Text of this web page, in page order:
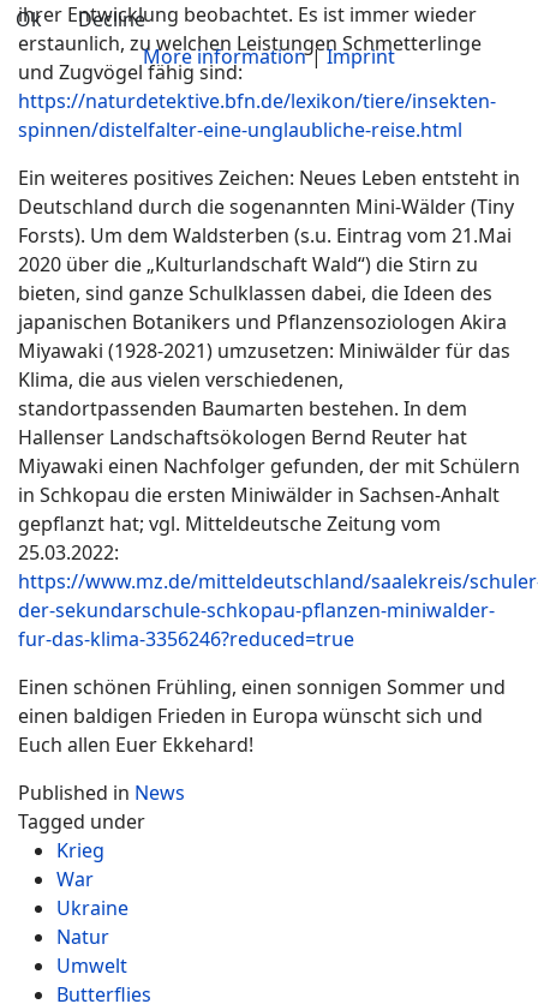
ihrer Entwicklung beobachtet. Es ist immer wieder
erstaunlich, zu welchen Leistungen Schmetterlinge
und Zugvögel fähig sind:
https://naturdetektive.bfn.de/lexikon/tiere/insekten-
spinnen/distelfalter-eine-unglaubliche-reise.html
Ein weiteres positives Zeichen: Neues Leben entsteht in
Deutschland durch die sogenannten Mini-Wälder (Tiny
Forsts). Um dem Waldsterben (s.u. Eintrag vom 21.Mai
2020 über die „Kulturlandschaft Wald“) die Stirn zu
bieten, sind ganze Schulklassen dabei, die Ideen des
japanischen Botanikers und Pflanzensoziologen Akira
Miyawaki (1928-2021) umzusetzen: Miniwälder für das
Klima, die aus vielen verschiedenen,
standortpassenden Baumarten bestehen. In dem
Hallenser Landschaftsökologen Bernd Reuter hat
Miyawaki einen Nachfolger gefunden, der mit Schülern
in Schkopau die ersten Miniwälder in Sachsen-Anhalt
gepflanzt hat; vgl. Mitteldeutsche Zeitung vom
25.03.2022:
https://www.mz.de/mitteldeutschland/saalekreis/
der-sekundarschule-schkopau-pflanzen-miniwalder-
fur-das-klima-3356246?reduced=true
Einen schönen Frühling, einen sonnigen Sommer und
einen baldigen Frieden in Europa wünscht sich und
Euch allen Euer Ekkehard!
Published in News
Tagged under
Krieg
War
Ukraine
Natur
Umwelt
Butterflies
Ok
Decline
More information|Imprint